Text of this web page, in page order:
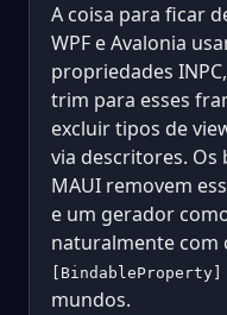
A coisa para ficar
WPF e Avalonia
propriedades
trim para esses
excluir tipos de
via descritores.
MAUI removem
e um gerador
naturalmente com
[BindableProperty]
mundos.